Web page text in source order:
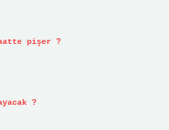
pişer ?
?